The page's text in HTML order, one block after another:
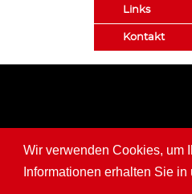
Wir verwenden Cookies, um
Informationen erhalten Sie
Links
Kontakt